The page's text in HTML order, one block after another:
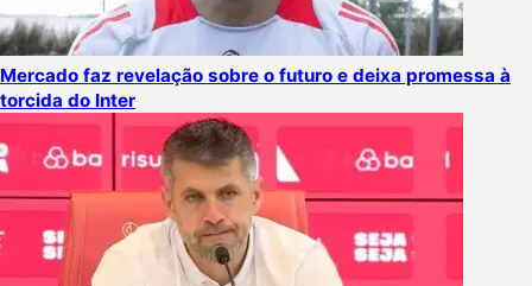
Mercado faz revelação sobre o futuro e deixa promessa à
torcida do Inter